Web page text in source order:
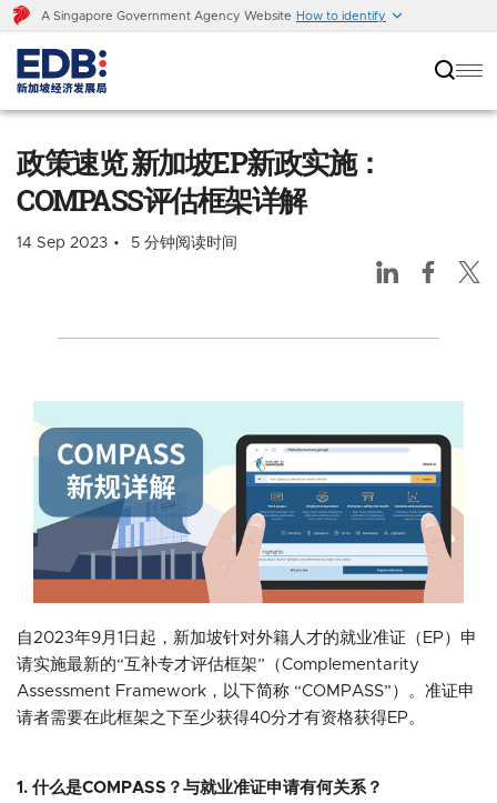
A Singapore Government Agency Website How to identify
政策速览 新加坡EP新政实施：
COMPASS评估框架详解
14 Sep 2023 5 分钟阅读时间
自2023年9月1日起，新加坡针对外籍人才的就业准证（EP）申
请实施最新的“互补专才评估框架”（Complementarity
Assessment Framework，以下简称 “COMPASS”）。准证申
请者需要在此框架之下至少获得40分才有资格获得EP。
1. 什么是COMPASS？与就业准证申请有何关系？